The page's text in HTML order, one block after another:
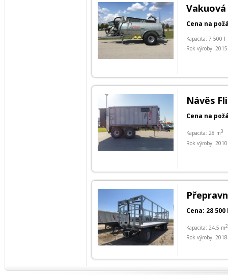
Vakuová
Cena na
Kapacita: 7 500 l
Rok výroby: 2015
Návěs
Cena na
Kapacita: 28 m3
Rok výroby: 2010
Cena: 28 500
Kapacita: 24.5 m2
Rok výroby: 2018